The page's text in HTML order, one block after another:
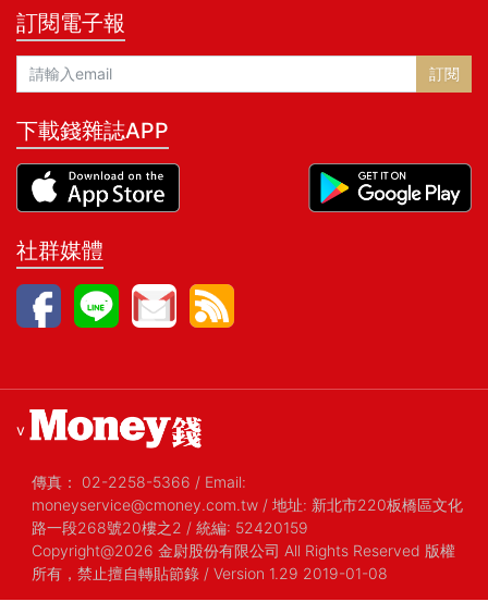
訂閱電子報
訂閱
下載錢雜誌APP
社群媒體
v
傳真： 02-2258-5366 / Email:
moneyservice@cmoney.com.tw / 地址: 新北市220板橋區文化
路一段268號20樓之2 / 統編: 52420159
Copyright@2026 金尉股份有限公司 All Rights Reserved 版權
所有，禁止擅自轉貼節錄 / Version 1.29 2019-01-08